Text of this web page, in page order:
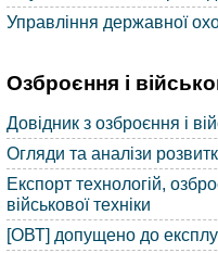
Управління державної
Озброєння і
Довідник з озброєння і
Огляди та аналізи
Експорт технологій,
військової техніки
[ОВТ] допущено до